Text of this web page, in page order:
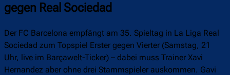
gegen Real Sociedad
Der FC Barcelona empfängt am 35. Spieltag in La Liga Real
Sociedad zum Topspiel Erster gegen Vierter (Samstag, 21
Uhr, live im Barçawelt-Ticker) – dabei muss Trainer Xavi
Hernandez aber ohne drei Stammspieler auskommen. Gavi